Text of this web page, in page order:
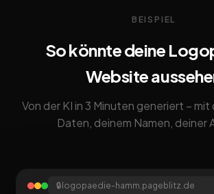
BEISPIEL
So könnte deine
Website
Von der KI in 3 Minuten generiert –
Daten, deinem Namen, deiner
🔒 logopaedie-hamm.pageblitz.de